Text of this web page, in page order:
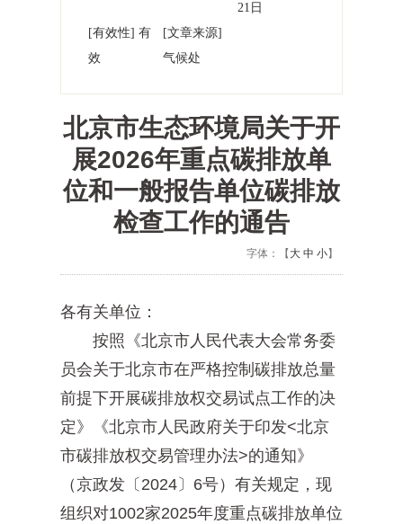
21日
[有效性] 有
效
[文章来源]
气候处
北京市生态环境局关于开
展2026年重点碳排放单
位和一般报告单位碳排放
检查工作的通告
字体：【 大 中 小】
各有关单位：
按照《北京市人民代表大会常务委
员会关于北京市在严格控制碳排放总量
前提下开展碳排放权交易试点工作的决
定》《北京市人民政府关于印发<北京
市碳排放权交易管理办法>的通知》
（京政发〔2024〕6号）有关规定，现
组织对1002家2025年度重点碳排放单位